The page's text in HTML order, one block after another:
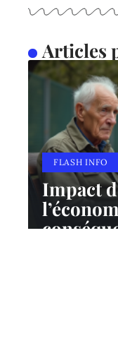
Articles
FLASH INFO
Impact